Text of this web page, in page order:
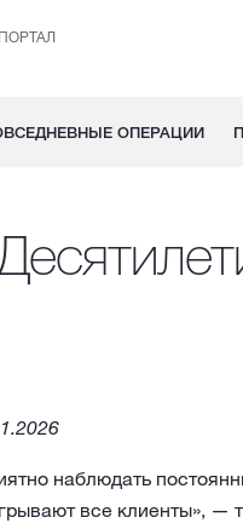
ОПЕРАЦИИ
наблюдать
все клиенты», —